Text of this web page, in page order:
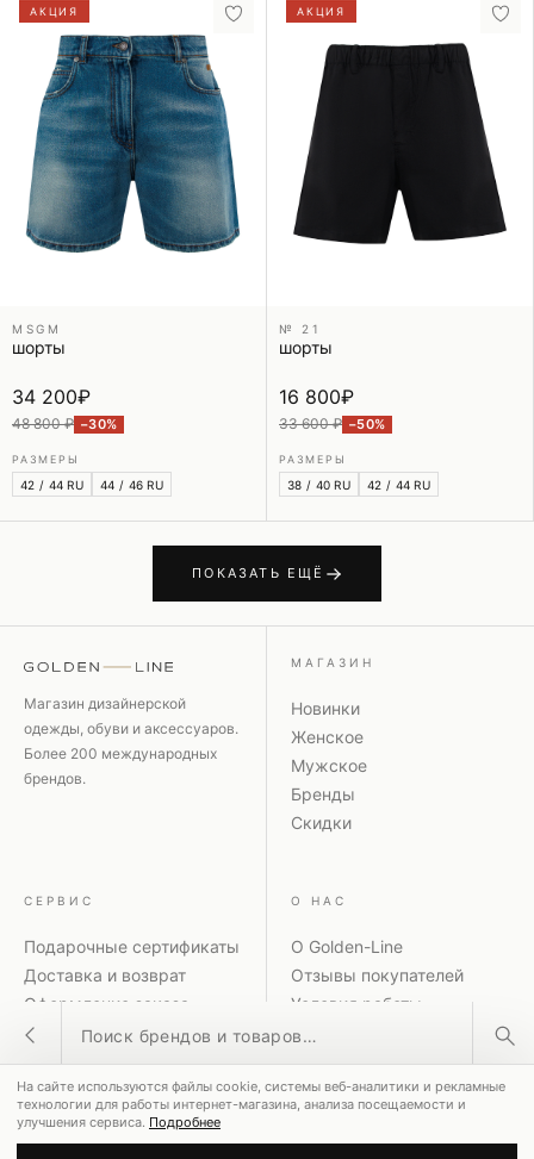
АКЦИЯ
MSGM
шорты
34 200₽
48 800 ₽ −30%
РАЗМЕРЫ
42 / 44 RU 44 / 46 RU
АКЦИЯ
№ 21
шорты
16 800₽
33 600 ₽ −50%
РАЗМЕРЫ
38 / 40 RU 42 / 44 RU
ПОКАЗАТЬ ЕЩЁ
Магазин дизайнерской
одежды, обуви и аксессуаров.
Более 200 международных
брендов.
МАГАЗИН
Новинки
Женское
Мужское
Бренды
Скидки
СЕРВИС
Подарочные сертификаты
Доставка и возврат
Оформление заказа
Способы оплаты
Акции и скидки
Контакты
О НАС
О Golden-Line
Отзывы покупателей
Условия работы
Политика
конфиденциальности
Рассылка
На сайте используются файлы cookie, системы веб-аналитики и рекламные
технологии для работы интернет-магазина, анализа посещаемости и
улучшения сервиса. Подробнее
ПОПУЛЯРНЫЕ ЗАПРОСЫ
MM6 Maison Margiela